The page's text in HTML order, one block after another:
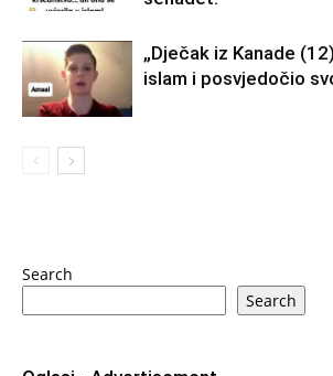
„Dječak iz Kanade
islam i posvjedočio
Search
Search